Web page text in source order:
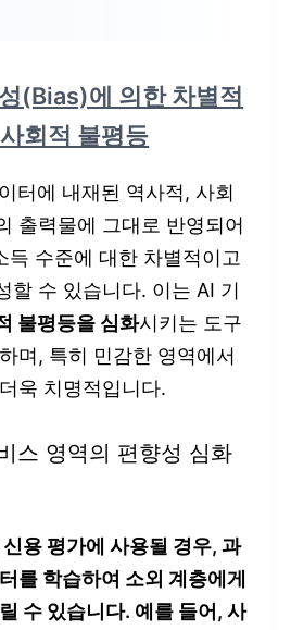
(Bias)에 의한 차별적
회적 불평등
터에 내재된 역사적, 사회
출력물에 그대로 반영되어
득 수준에 대한 차별적이고
할 수 있습니다. 이는 AI 기
불평등을 심화시키는 도구
며, 특히 민감한 영역에서
욱 치명적입니다.
스 영역의 편향성 심화
용 평가에 사용될 경우, 과
를 학습하여 소외 계층에게
수 있습니다. 예를 들어, 사